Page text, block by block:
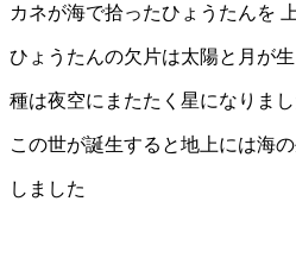
カネが海で拾ったひょうたんを
ひょうたんの欠片は太陽と月が
種は夜空にまたたく星になりまし
この世が誕生すると地上には海
しました